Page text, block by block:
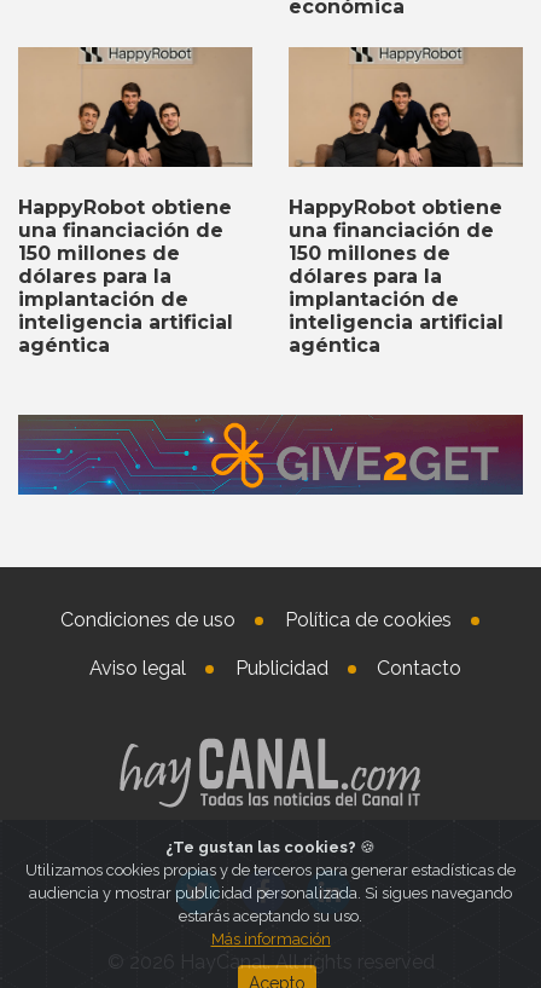
económica
HappyRobot obtiene
una financiación de
150 millones de
dólares para la
implantación de
inteligencia artificial
agéntica
HappyRobot obtiene
una financiación de
150 millones de
dólares para la
implantación de
inteligencia artificial
agéntica
Condiciones de uso Política de cookies
Aviso legal Publicidad Contacto
© 2026 HayCanal. All rights reserved
¿Te gustan las cookies? 🍪
Utilizamos cookies propias y de terceros para generar estadísticas de
audiencia y mostrar publicidad personalizada. Si sigues navegando
estarás aceptando su uso.
Más información
Acepto